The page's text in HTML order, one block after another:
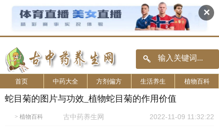
✕
首页 中药大全 方剂偏方 生活养生 植物百科
蛇目菊的图片与功效_植物蛇目菊的作用价值
> 植物百科 古中药养生网 2022-11-09 11:32:22